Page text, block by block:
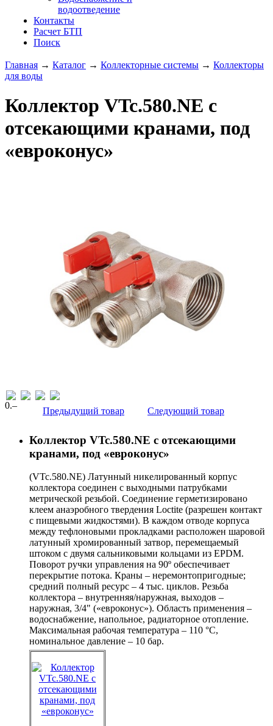
водоотведение
Контакты
Расчет БТП
Поиск
Главная → Каталог → Коллекторные системы → Коллекторы
для воды
Коллектор VTc.580.NE с
отсекающими кранами, под
«евроконус»
Предыдущий товар Следующий товар
0.–
Коллектор VTc.580.NE с отсекающими
кранами, под «евроконус»
(VTc.580.NE) Латунный никелированный корпус
коллектора соединен с выходными патрубками
метрической резьбой. Соединение герметизировано
клеем анаэробного твердения Loctite (разрешен контакт
с пищевыми жидкостями). В каждом отводе корпуса
между тефлоновыми прокладками расположен шаровой
латунный хромированный затвор, перемещаемый
штоком с двумя сальниковыми кольцами из EPDM.
Поворот ручки управления на 90º обеспечивает
перекрытие потока. Краны – неремонтопригодные;
средний полный ресурс – 4 тыс. циклов. Резьба
коллектора – внутренняя/наружная, выходов –
наружная, 3/4" («евроконус»). Область применения –
водоснабжение, напольное, радиаторное отопление.
Максимальная рабочая температура – 110 °С,
номинальное давление – 10 бар.